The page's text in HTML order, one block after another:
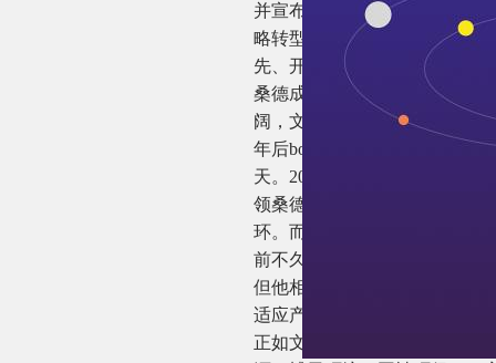
并宣布要进一步聚焦新能源业
略转型已经是文一波带领桑德
先、开拓进取”的基因相吻合
桑德成立伊始，主要针对工业
阔，文一波又将眼光投向了市
年后bot才在我国全面爆发。
天。2002年，桑德收购国投原
领桑德向产业链上游延伸，闯
环。而随之从环卫业务之上生
前不久，文一波露面，坦言在
但他相信，三到五年，产业会
适应产业发展趋势，活下来最
正如文一波所言，当前，企业